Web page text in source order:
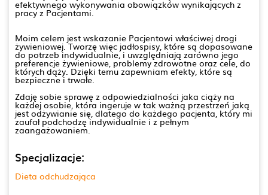
efektywnego wykonywania obowiązków wynikających z
pracy z Pacjentami.
Moim celem jest wskazanie Pacjentowi właściwej drogi
żywieniowej. Tworzę więc jadłospisy, które są dopasowane
do potrzeb indywidualnie, i uwzględniają zarówno jego
preferencje żywieniowe, problemy zdrowotne oraz cele, do
których dąży. Dzięki temu zapewniam efekty, które są
bezpieczne i trwałe.
Zdaję sobie sprawę z odpowiedzialności jaka ciąży na
każdej osobie, która ingeruje w tak ważną przestrzeń jaką
jest odżywianie się, dlatego do każdego pacjenta, który mi
zaufał podchodzę indywidualnie i z pełnym
zaangażowaniem.
Specjalizacje:
Dieta odchudzająca